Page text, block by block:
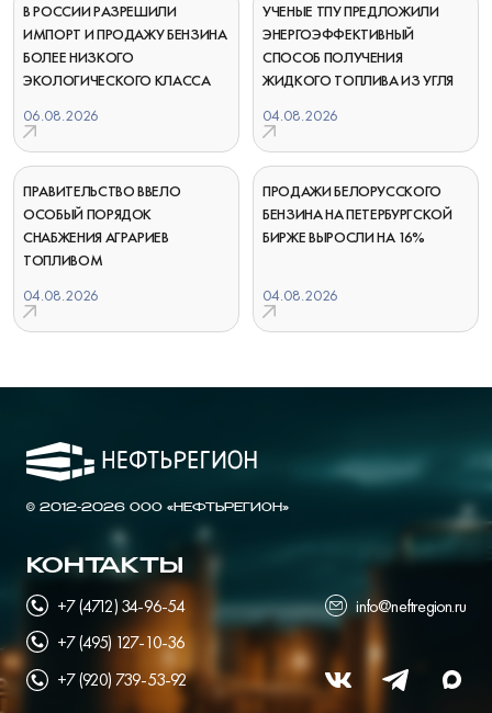
В РОССИИ РАЗРЕШИЛИ
ИМПОРТ И ПРОДАЖУ БЕНЗИНА
БОЛЕЕ НИЗКОГО
ЭКОЛОГИЧЕСКОГО КЛАССА
06.08.2026
УЧЕНЫЕ ТПУ ПРЕДЛОЖИЛИ
ЭНЕРГОЭФФЕКТИВНЫЙ
СПОСОБ ПОЛУЧЕНИЯ
ЖИДКОГО ТОПЛИВА ИЗ УГЛЯ
04.08.2026
ПРАВИТЕЛЬСТВО ВВЕЛО
ОСОБЫЙ ПОРЯДОК
СНАБЖЕНИЯ АГРАРИЕВ
ТОПЛИВОМ
04.08.2026
ПРОДАЖИ БЕЛОРУССКОГО
БЕНЗИНА НА ПЕТЕРБУРГСКОЙ
БИРЖЕ ВЫРОСЛИ НА 16%
04.08.2026
© 2012-2026 ООО «НЕФТЬРЕГИОН»
КОНТАКТЫ
+7 (4712) 34-96-54
+7 (495) 127-10-36
+7 (920) 739-53-92
info@neftregion.ru